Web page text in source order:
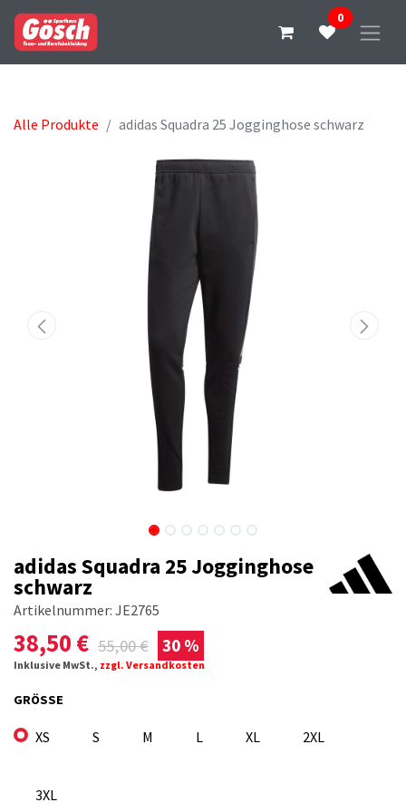
0
Alle Produkte adidas Squadra 25 Jogginghose schwarz
adidas Squadra 25 Jogginghose
schwarz
Artikelnummer: JE2765
38,50 € 55,00€ 30 %
Inklusive MwSt., zzgl. Versandkosten
GRÖSSE
XS S M L XL 2XL
3XL